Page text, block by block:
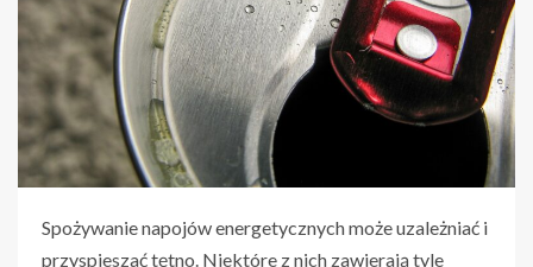
Spożywanie napojów energetycznych może uzależniać i
przyspieszać tętno. Niektóre z nich zawierają tyle